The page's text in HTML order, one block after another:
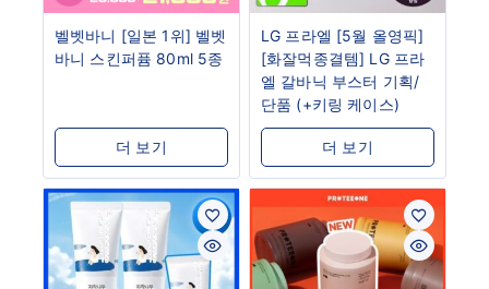
벨벳바니 [일본 1위] 벨벳
바니 스킨퍼퓸 80ml 5종
더 보기
LG 프라엘 [5월 올영픽]
[화잘먹종결템] LG 프라
엘 갈바닉 부스터 기획/
단품 (+키링 케이스)
더 보기